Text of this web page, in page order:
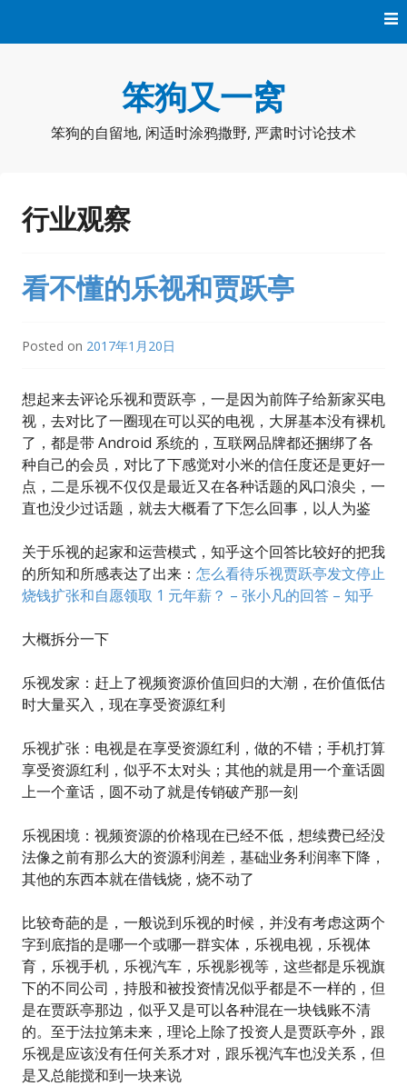
笨狗又一窝
笨狗的自留地, 闲适时涂鸦撒野, 严肃时讨论技术
行业观察
看不懂的乐视和贾跃亭
Posted on 2017年1月20日
想起来去评论乐视和贾跃亭，一是因为前阵子给新家买电
视，去对比了一圈现在可以买的电视，大屏基本没有裸机
了，都是带 Android 系统的，互联网品牌都还捆绑了各
种自己的会员，对比了下感觉对小米的信任度还是更好一
点，二是乐视不仅仅是最近又在各种话题的风口浪尖，一
直也没少过话题，就去大概看了下怎么回事，以人为鉴
关于乐视的起家和运营模式，知乎这个回答比较好的把我
的所知和所感表达了出来： 怎么看待乐视贾跃亭发文停止
烧钱扩张和自愿领取 1 元年薪？ – 张小凡的回答 – 知乎
大概拆分一下
乐视发家：赶上了视频资源价值回归的大潮，在价值低估
时大量买入，现在享受资源红利
乐视扩张：电视是在享受资源红利，做的不错；手机打算
享受资源红利，似乎不太对头；其他的就是用一个童话圆
上一个童话，圆不动了就是传销破产那一刻
乐视困境：视频资源的价格现在已经不低，想续费已经没
法像之前有那么大的资源利润差，基础业务利润率下降，
其他的东西本就在借钱烧，烧不动了
比较奇葩的是，一般说到乐视的时候，并没有考虑这两个
字到底指的是哪一个或哪一群实体，乐视电视，乐视体
育，乐视手机，乐视汽车，乐视影视等，这些都是乐视旗
下的不同公司，持股和被投资情况似乎都是不一样的，但
是在贾跃亭那边，似乎又是可以各种混在一块钱账不清
的。至于法拉第未来，理论上除了投资人是贾跃亭外，跟
乐视是应该没有任何关系才对，跟乐视汽车也没关系，但
是又总能搅和到一块来说